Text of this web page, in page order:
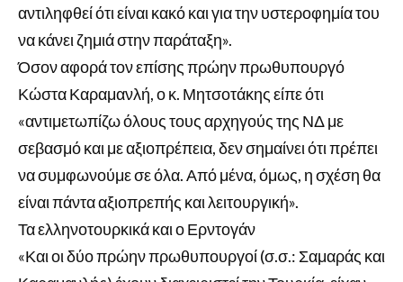
αντιληφθεί ότι είναι κακό και για την υστεροφημία του
να κάνει ζημιά στην παράταξη».
Όσον αφορά τον επίσης πρώην πρωθυπουργό
Κώστα Καραμανλή, ο κ. Μητσοτάκης είπε ότι
«αντιμετωπίζω όλους τους αρχηγούς της ΝΔ με
σεβασμό και με αξιοπρέπεια, δεν σημαίνει ότι πρέπει
να συμφωνούμε σε όλα. Από μένα, όμως, η σχέση θα
είναι πάντα αξιοπρεπής και λειτουργική».
Τα ελληνοτουρκικά και ο Ερντογάν
«Και οι δύο πρώην πρωθυπουργοί (σ.σ.: Σαμαράς και